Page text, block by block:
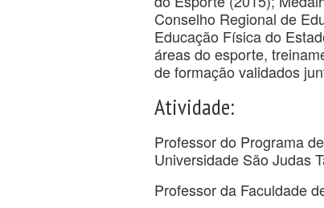
Conselho Regional de
Educação Física do
áreas do esporte,
de formação validados
Atividade:
Professor do Programa
Universidade São Judas
Professor da Faculdade